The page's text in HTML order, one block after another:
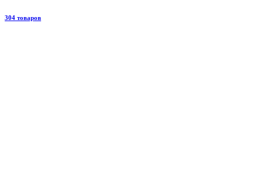
304 товаров